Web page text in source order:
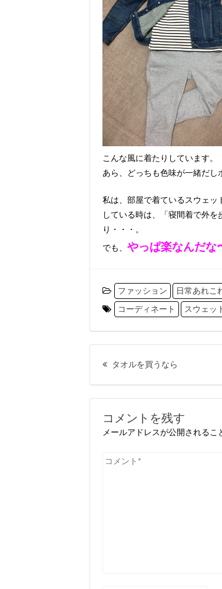
こんな風に着たりしています。
あら、どっちも色味が一緒だし
私は、部屋で着ているスウェッ
している時は、「寝間着で外
り・・・。
でも、 やっぱ楽なんだな
ファッション
日常あれこ
コーディネート
スウェッ
稿
ナ
ビ
タオルを買うなら
コメントを残す
メールアドレスが公開されるこ
コ